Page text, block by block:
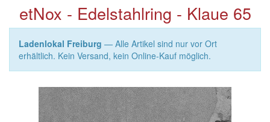
etNox - Edelstahlring - Klaue 65
Ladenlokal Freiburg — Alle Artikel sind nur vor Ort
erhältlich. Kein Versand, kein Online-Kauf möglich.